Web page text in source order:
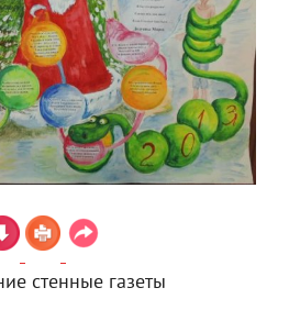
стенные газеты